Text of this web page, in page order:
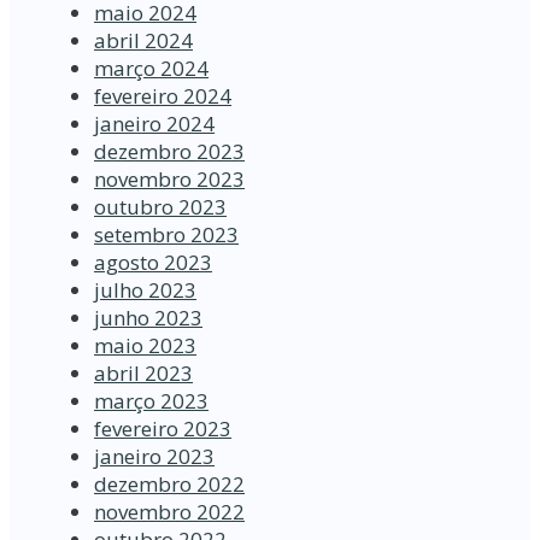
maio 2024
abril 2024
março 2024
fevereiro 2024
janeiro 2024
dezembro 2023
novembro 2023
outubro 2023
setembro 2023
agosto 2023
julho 2023
junho 2023
maio 2023
abril 2023
março 2023
fevereiro 2023
janeiro 2023
dezembro 2022
novembro 2022